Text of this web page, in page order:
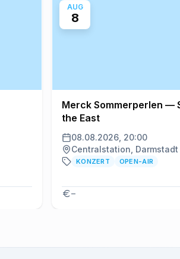
AUG
8
Merck Sommerperlen —
the East
08.08.2026, 20:00
Centralstation, Darmstadt
KONZERT OPEN-AIR
–